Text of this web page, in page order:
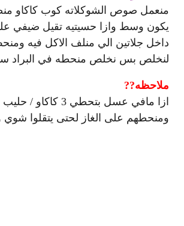
منعمل صوص الشوكلاته كوب كاكاو
يكون وسط وازا حسيتيه تقيل ضيفي
داخل جلاتين الي منلف الاكل فيه
لنخلص بس نخلص منحطه في البراد
ملاحظه?
?
ومنحطهم على الغاز لحتى يتقلوا شوي